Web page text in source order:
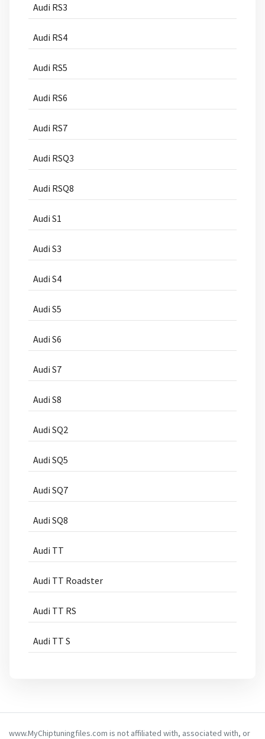
Audi RS3
Audi RS4
Audi RS5
Audi RS6
Audi RS7
Audi RSQ3
Audi RSQ8
Audi S1
Audi S3
Audi S4
Audi S5
Audi S6
Audi S7
Audi S8
Audi SQ2
Audi SQ5
Audi SQ7
Audi SQ8
Audi TT
Audi TT Roadster
Audi TT RS
Audi TT S
www.MyChiptuningfiles.com is not affiliated with, associated with, or